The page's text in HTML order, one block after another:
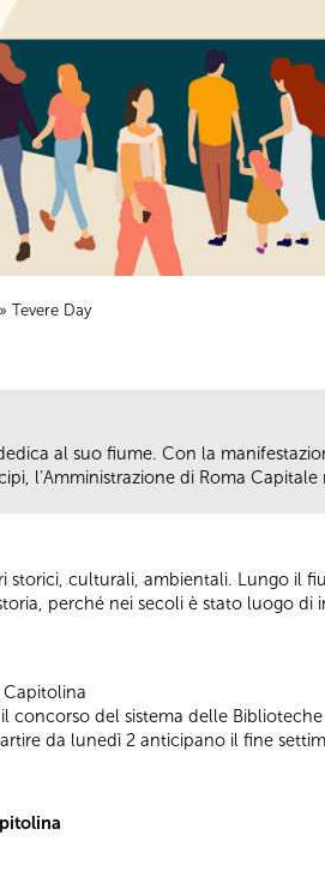
» Tevere Day
al suo fiume. Con la
l’Amministrazione di Roma
storici, culturali, ambientali. Lungo il
perché nei secoli è stato luogo
concorso del sistema delle
da lunedì 2 anticipano il fine